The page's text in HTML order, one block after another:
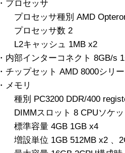
・プロセッサ
プロセッサ種別 AMD
プロセッサ数 2
L2キャッシュ 1MB x2
・内部インターコネクト 8GB/s
・チップセット AMD 8000シリ
・メモリ
種別 PC3200 DDR/400
DIMMスロット 8 CPUソケッ
標準容量 4GB 1GB x4
増設単位 1GB 512MB x2 、